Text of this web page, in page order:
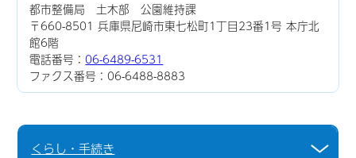
都市整備局 土木部 公園維持課
〒660-8501 兵庫県尼崎市東七松町1丁目23番1号 本庁北
館6階
電話番号：06-6489-6531
ファクス番号：06-6488-8883
くらし・手続き